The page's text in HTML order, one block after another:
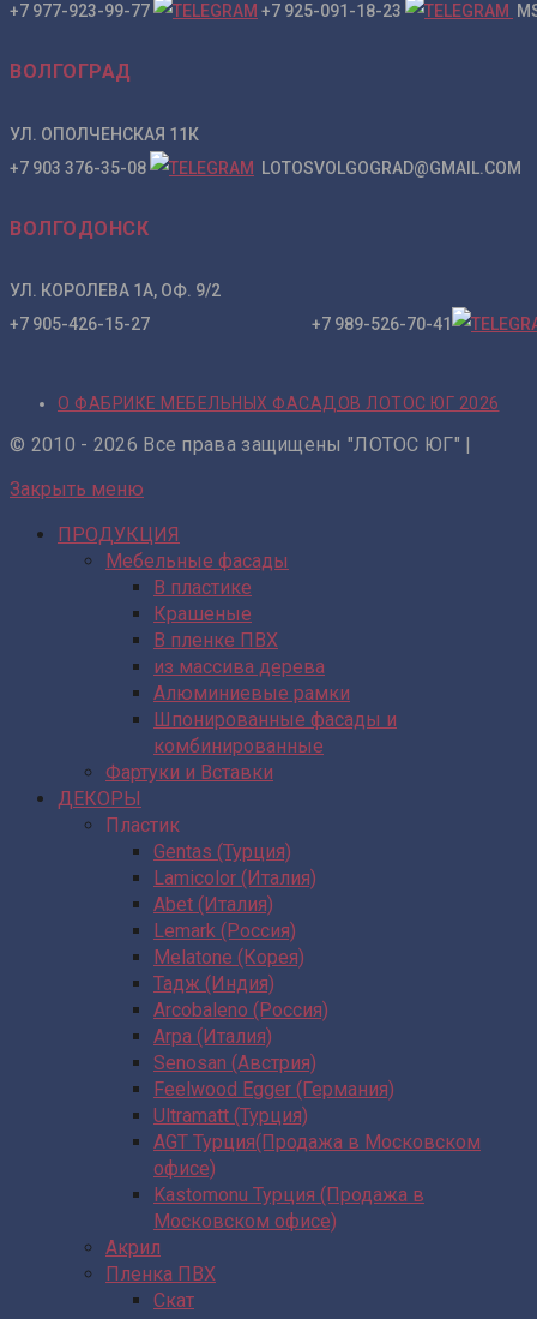
+7 977-923-99-77
+7 925-091-18-23
ВОЛГОГРАД
УЛ. ОПОЛЧЕНСКАЯ 11К
+7 903 376-35-08
LOTOSVOLGOGRAD@GMAIL.COM
ВОЛГОДОНСК
УЛ. КОРОЛЕВА 1А, ОФ. 9/2
+7 905-426-15-27 +7 989-526-70-41
О ФАБРИКЕ МЕБЕЛЬНЫХ ФАСАДОВ ЛОТОС ЮГ 2026
© 2010 - 2026 Все права защищены "ЛОТОС ЮГ" |
Закрыть меню
ПРОДУКЦИЯ
Мебельные фасады
В пластике
Крашеные
В пленке ПВХ
из массива дерева
Алюминиевые рамки
Шпонированные фасады и
комбинированные
Фартуки и Вставки
ДЕКОРЫ
Пластик
Gentas (Турция)
Lamicolor (Италия)
Abet (Италия)
Lemark (Россия)
Melatone (Корея)
Тадж (Индия)
Arcobaleno (Россия)
Arpa (Италия)
Senosan (Австрия)
Feelwood Egger (Германия)
Ultramatt (Турция)
AGT Турция(Продажа в Московском
офисе)
Kastomonu Турция (Продажа в
Московском офисе)
Акрил
Пленка ПВХ
Скат